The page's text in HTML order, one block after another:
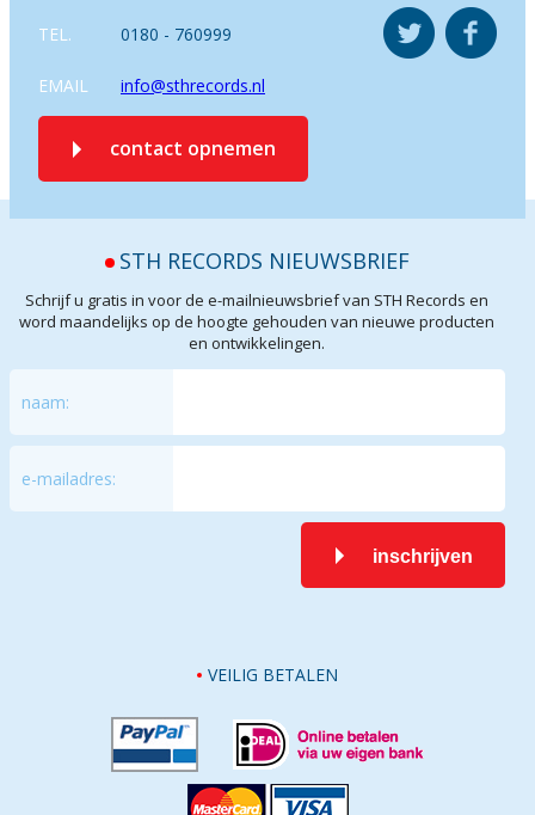
TEL. 0180 - 760999
EMAIL info@sthrecords.nl
contact opnemen
STH RECORDS NIEUWSBRIEF
Schrijf u gratis in voor de e-mailnieuwsbrief van STH Records en
word maandelijks op de hoogte gehouden van nieuwe producten
en ontwikkelingen.
naam:
e-mailadres:
inschrijven
VEILIG BETALEN